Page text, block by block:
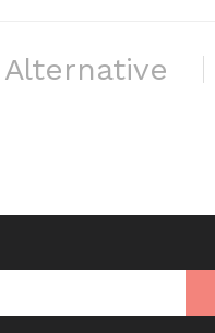
Alternative